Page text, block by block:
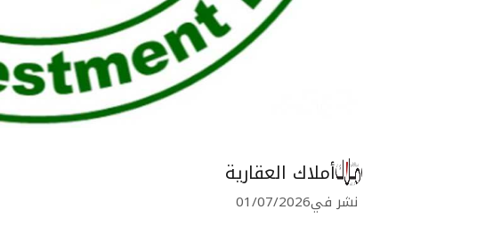
أملاك العقارية
نشر في01/07/2026